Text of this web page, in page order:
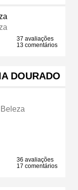
37 avaliações
13 comentários
DOURADO
36 avaliações
17 comentários